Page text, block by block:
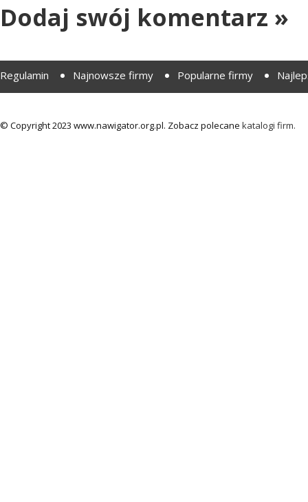
Dodaj swój komentarz »
Regulamin Najnowsze firmy Popularne firmy
© Copyright 2023 www.nawigator.org.pl. Zobacz polecane katalogi firm.